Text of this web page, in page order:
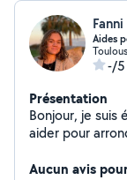
Aides
-/5
Présentation
Bonjour, je
aider pour
n'importe
Aucun avis